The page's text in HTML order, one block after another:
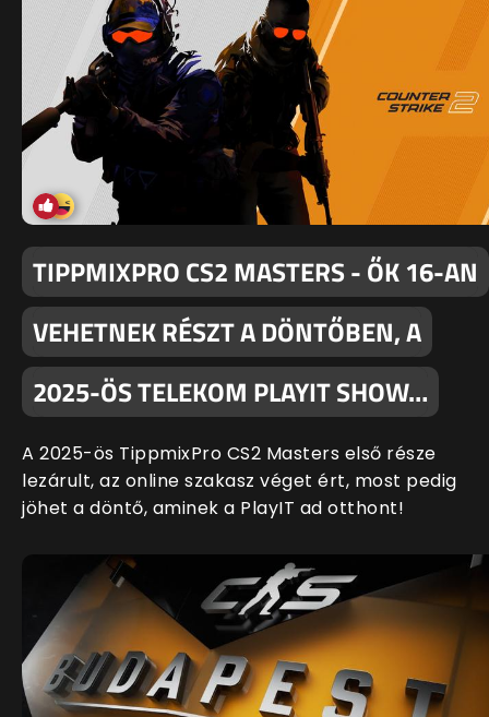
TIPPMIXPRO CS2 MASTERS - ŐK 16-AN
VEHETNEK RÉSZT A DÖNTŐBEN, A
2025-ÖS TELEKOM PLAYIT SHOW…
A 2025-ös TippmixPro CS2 Masters első része
lezárult, az online szakasz véget ért, most pedig
jöhet a döntő, aminek a PlayIT ad otthont!